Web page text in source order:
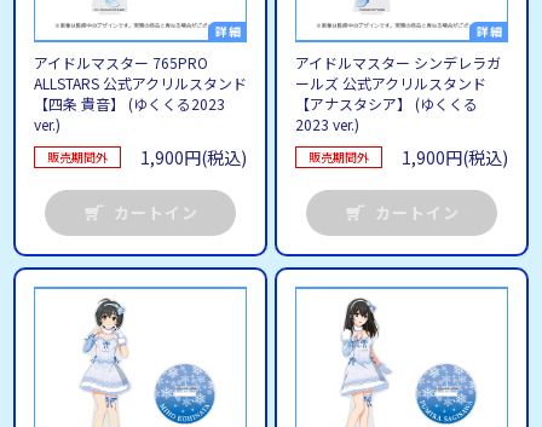
アイドルマスター 765PRO
ALLSTARS 公式アクリルスタンド
【四条 貴音】 (ゆくくる2023
ver.)
販売期間外 1,900円(税込)
カートイン
アイドルマスター シンデレラガ
ールズ 公式アクリルスタンド
【アナスタシア】 (ゆくくる
2023 ver.)
販売期間外 1,900円(税込)
カートイン